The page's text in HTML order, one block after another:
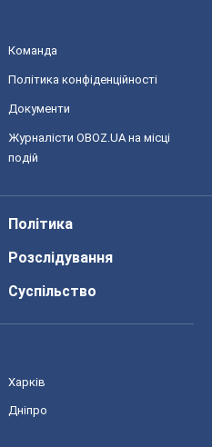
Команда
Політика конфіденційності
Документи
Журналісти OBOZ.UA на місці
подій
Політика
Розслідування
Суспільство
Харків
Дніпро